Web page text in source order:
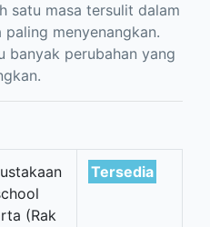
satu masa tersulit dalam
menyenangkan.
banyak perubahan yang
(Rak
Tersedia